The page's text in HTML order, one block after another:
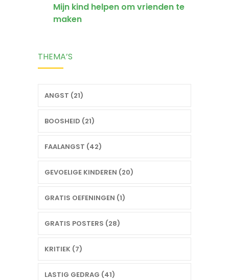
Mijn kind helpen om vrienden te
maken
THEMA’S
ANGST (21)
BOOSHEID (21)
FAALANGST (42)
GEVOELIGE KINDEREN (20)
GRATIS OEFENINGEN (1)
GRATIS POSTERS (28)
KRITIEK (7)
LASTIG GEDRAG (41)